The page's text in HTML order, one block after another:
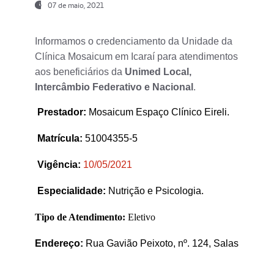
07 de maio, 2021
Informamos o credenciamento da Unidade da
Clínica Mosaicum em Icaraí para atendimentos
aos beneficiários da Unimed Local,
Intercâmbio Federativo e Nacional .
Prestador: Mosaicum Espaço Clínico Eireli.
Matrícula: 51004355-5
Vigência: 10/05/2021
Especialidade: Nutrição e Psicologia.
Tipo de Atendimento: Eletivo
Endereço: Rua Gavião Peixoto, nº. 124, Salas